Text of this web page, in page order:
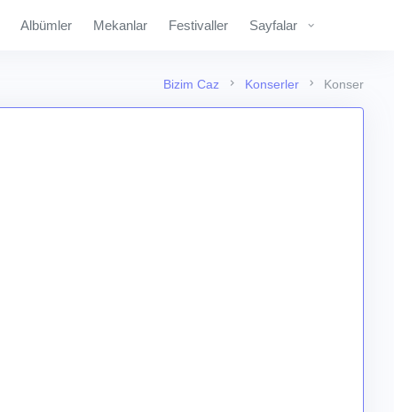
Albümler Mekanlar Festivaller Sayfalar
Bizim Caz Konserler Konser